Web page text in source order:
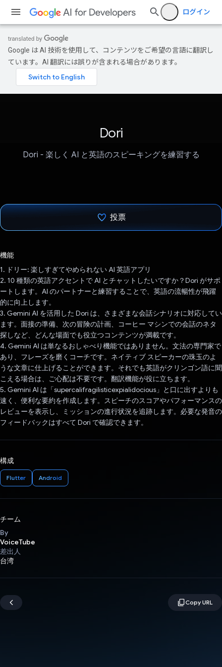
ログイン
Google は AI 技術を使用して、コンテンツをご希望の言語に翻訳し
ています。AI 翻訳には誤りが含まれる場合があります。
Dori
Dori - 楽しく AI と英語のスピーキングを練習する
投票
機能
1. ドリー: 楽しすぎてやめられない AI 英語アプリ
2. 10 種類の英語アクセントで AI とチャットしたいですか？Dori がサポ
ートします。AI のパートナーと練習することで、英語の流暢性が飛躍
的に向上します。
3. Gemini AI を活用した Dori は、さまざまな会話シナリオに対応してい
ます。面接の準備、次の冒険の計画、コーヒー マシンでの会話のネタ
探しなど、どんな場面でも役立つコンテンツが満載です。
4. Gemini AI は単なるおしゃべり機能ではありません。文法の専門家で
あり、フレーズを磨くコーチです。ネイティブ スピーカーの珠玉のよ
うな文章に仕上げることができます。それでも英語がクリンゴン語に聞
こえる場合は、ご心配は不要です。翻訳機能が役に立ちます。
5. Gemini AI は「supercalifragilisticexpialidocious」と口に出すよりも
速く、便利な要約を作成します。スピーチのスコアやパフォーマンスの
レビューを表示し、ミッションの進行状況を追跡します。必要な発音の
フィードバックはすべて Dori で確認できます。
構成
Flutter Android
チーム
By
VoiceTube
差出人
台湾